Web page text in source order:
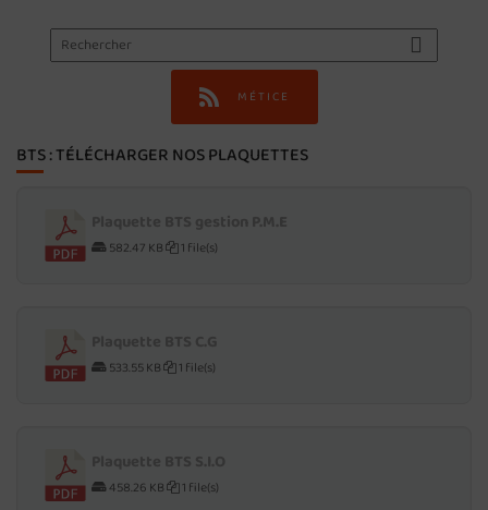
MÉTICE
BTS : TÉLÉCHARGER NOS PLAQUETTES
582.47 KB 1 file(s)
533.55 KB 1 file(s)
458.26 KB 1 file(s)